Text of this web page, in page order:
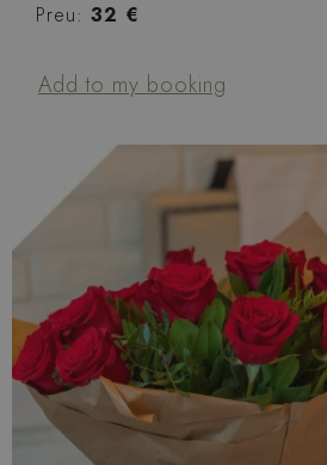
Preu: 32 €
Add to my booking